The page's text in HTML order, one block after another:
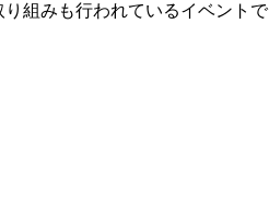
組みも行われているイベントで